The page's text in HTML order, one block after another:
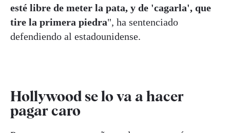
esté libre de meter la pata, y de 'cagarla', que
tire la primera piedra", ha sentenciado
defendiendo al estadounidense.
Hollywood se lo va a hacer
pagar caro